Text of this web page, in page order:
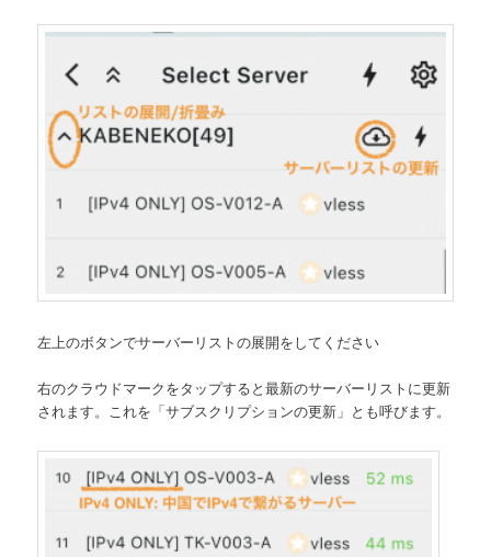
左上のボタンでサーバーリストの展開をしてください
右のクラウドマークをタップすると最新のサーバーリストに更新
されます。これを「サブスクリプションの更新」とも呼びます。